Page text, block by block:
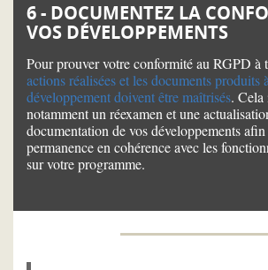
6 - DOCUMENTEZ LA
VOS DÉVELOPPEMENTS
Pour prouver votre conformité au RGPD à
actions réalisées et les documents produits
développement doivent être maîtrisés.
notamment un réexamen et une
documentation de vos développements
permanence en cohérence avec les
sur votre programme.